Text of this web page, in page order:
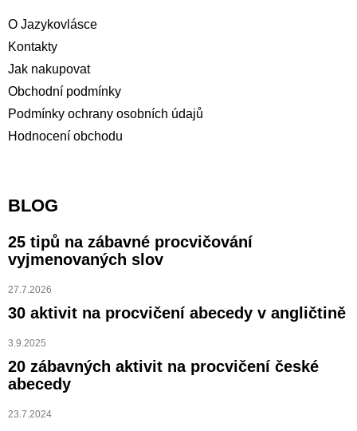
O Jazykovlásce
Kontakty
Jak nakupovat
Obchodní podmínky
Podmínky ochrany osobních údajů
Hodnocení obchodu
BLOG
25 tipů na zábavné procvičování
vyjmenovaných slov
27.7.2026
30 aktivit na procvičení abecedy v angličtině
3.9.2025
20 zábavných aktivit na procvičení české
abecedy
23.7.2024